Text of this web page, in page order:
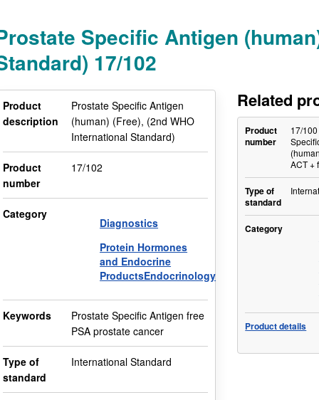
Specific Antigen
17/102
Product
description
Prostate Specific Antigen
(human) (Free), (2nd WHO
International Standard)
Product
number
17/102
Category
Diagnostics
Protein Hormones
and Endocrine
ProductsEndocrinology
Keywords
Prostate Specific Antigen free
PSA prostate cancer
Type of
standard
International Standard
Related
Product
number
17/
ACT +
Type of
standard
Category
Product details